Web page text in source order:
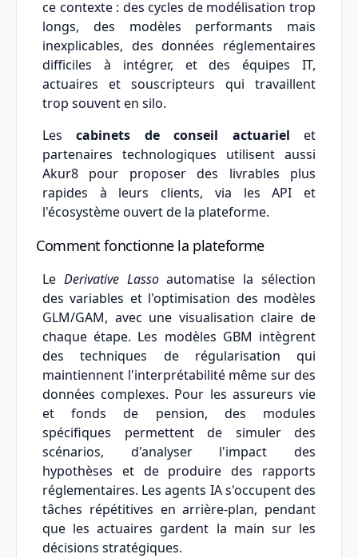
ce contexte : des cycles de modélisation trop
longs, des modèles performants mais
inexplicables, des données réglementaires
difficiles à intégrer, et des équipes IT,
actuaires et souscripteurs qui travaillent
trop souvent en silo.
Lescabinets de conseil actuariel et
partenaires technologiques utilisent aussi
Akur8 pour proposer des livrables plus
rapides à leurs clients, via les API et
l'écosystème ouvert de la plateforme.
Comment fonctionne la plateforme
Le Derivative Lassoautomatise la sélection
des variables et l'optimisation des modèles
GLM/GAM, avec une visualisation claire de
chaque étape. Les modèles GBM intègrent
des techniques de régularisation qui
maintiennent l'interprétabilité même sur des
données complexes. Pour les assureurs vie
et fonds de pension, des modules
spécifiques permettent de simuler des
scénarios, d'analyser l'impact des
hypothèses et de produire des rapports
réglementaires. Les agents IA s'occupent des
tâches répétitives en arrière-plan, pendant
que les actuaires gardent la main sur les
décisions stratégiques.